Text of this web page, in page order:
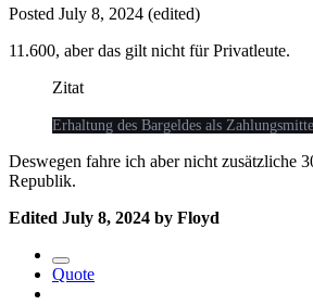
Posted July 8, 2024 (edited)
11.600, aber das gilt nicht für Privatleute.
Zitat
Erhaltung des Bargeldes als
Deswegen fahre ich aber nicht zusätzliche
Republik.
Edited July 8, 2024 by Floyd
Quote